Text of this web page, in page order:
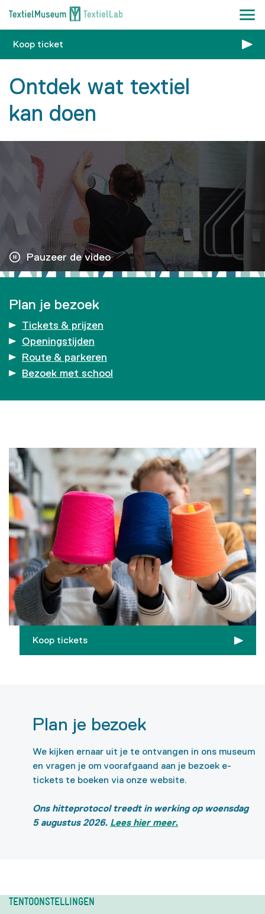
Koop ticket
Ontdek wat textiel
kan doen
Pauzeer de video
Plan je bezoek
Tickets & prijzen
Openingstijden
Route & parkeren
Bezoek met school
Plan je bezoek
We kijken ernaar uit je te ontvangen in ons museum
en vragen je om voorafgaand aan je bezoek e-
tickets te boeken via onze website.
Ons hitteprotocol treedt in werking op woensdag
5 augustus 2026. Lees hier meer.
Koop tickets
TENTOONSTELLINGEN